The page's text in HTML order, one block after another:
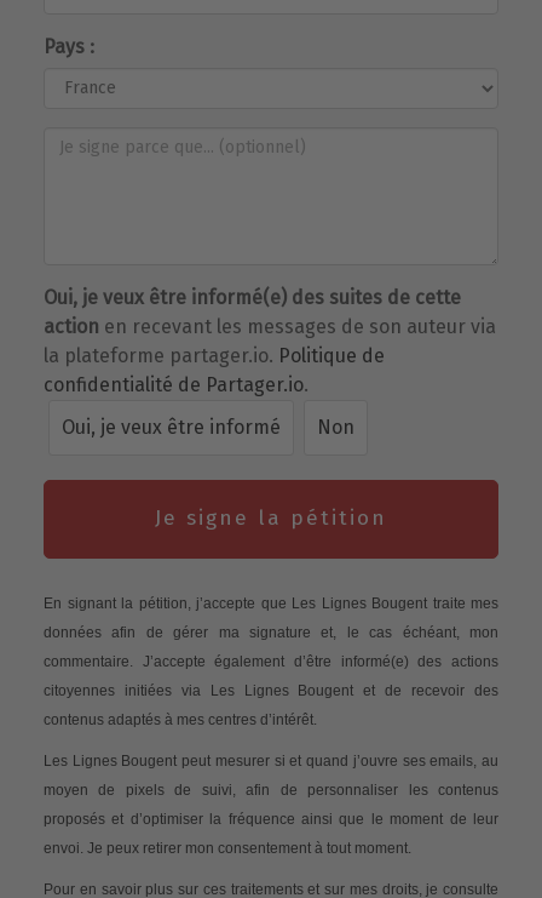
Pays :
Oui, je veux être informé(e) des suites de cette
action en recevant les messages de son auteur via
la plateforme partager.io. Politique de
confidentialité de Partager.io.
Oui, je veux être informé
Non
Je signe la pétition
En signant la pétition, j’accepte que Les Lignes Bougent traite mes
données afin de gérer ma signature et, le cas échéant, mon
commentaire. J’accepte également d’être informé(e) des actions
citoyennes initiées via Les Lignes Bougent et de recevoir des
contenus adaptés à mes centres d’intérêt.
Les Lignes Bougent peut mesurer si et quand j’ouvre ses emails, au
moyen de pixels de suivi, afin de personnaliser les contenus
proposés et d’optimiser la fréquence ainsi que le moment de leur
envoi. Je peux retirer mon consentement à tout moment.
Pour en savoir plus sur ces traitements et sur mes droits, je consulte